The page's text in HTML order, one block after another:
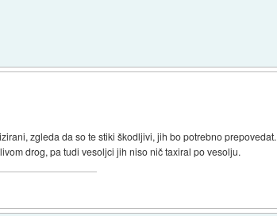
zgleda da so te stiki škodljivi, jih bo potrebno prepovedat.
drog, pa tudi vesoljci jih niso nič taxiral po vesolju.